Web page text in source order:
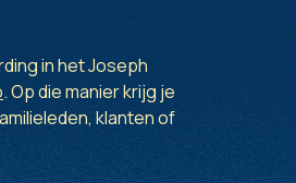
in het Joseph
. Op die manier krijg je
klanten of